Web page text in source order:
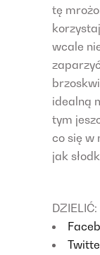
tę
wcale
idealną
tym
co się w
jak
DZIELIĆ: